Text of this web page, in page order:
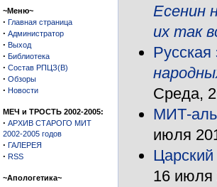
~Меню~
· Главная страница
· Администратор
· Выход
· Библиотека
· Состав РПЦЗ(В)
· Обзоры
· Новости
МЕЧ и ТРОСТЬ 2002-2005:
· АРХИВ СТАРОГО МИТ
2002-2005 годов
· ГАЛЕРЕЯ
· RSS
~Апологетика~
Есенин
их так
Среда,
МИТ-
июля
Царский
16 июля